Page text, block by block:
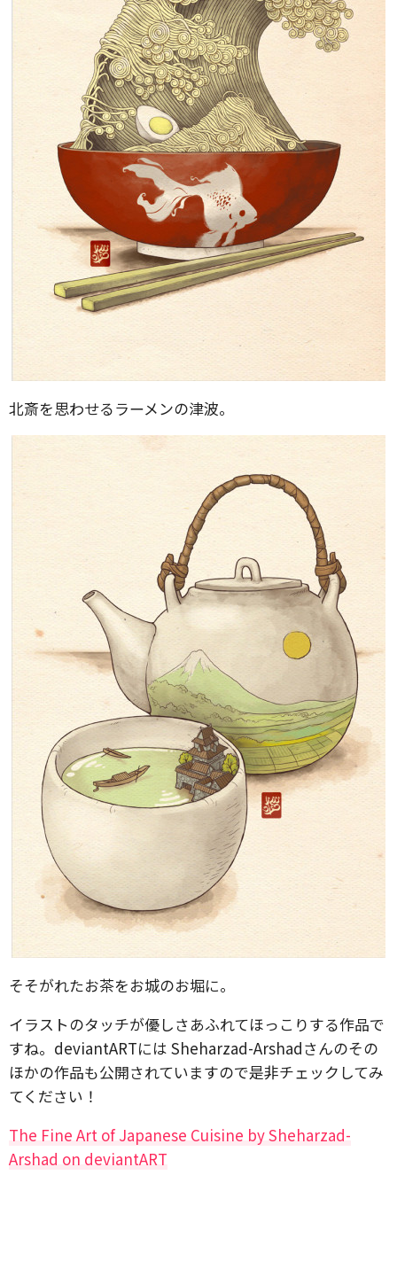
北斎を思わせるラーメンの津波。
そそがれたお茶をお城のお堀に。
イラストのタッチが優しさあふれてほっこりする作品で
すね。deviantARTには Sheharzad-Arshadさんのその
ほかの作品も公開されていますので是非チェックしてみ
てください！
The Fine Art of Japanese Cuisine by Sheharzad-
Arshad on deviantART